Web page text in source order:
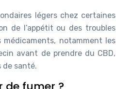
légers chez certaines
de l’appétit ou des troubles
notamment les
avant de prendre du CBD,
de santé.